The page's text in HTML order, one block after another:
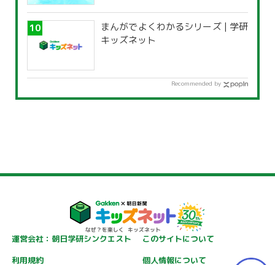
まんがでよくわかるシリーズ | 学研
キッズネット
Recommended by
運営会社：朝日学研シンクエスト
このサイトについて
利用規約
個人情報について